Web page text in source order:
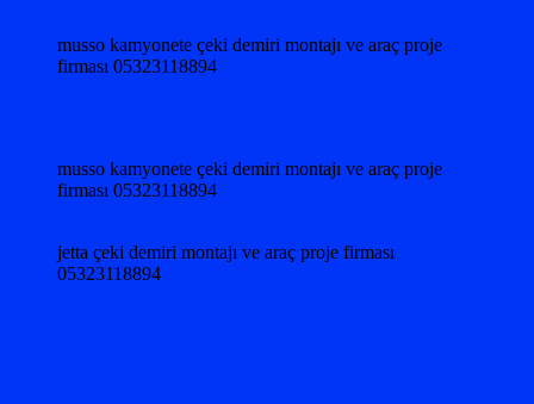
musso kamyonete çeki demiri montajı ve araç proje
firması 05323118894
musso kamyonete çeki demiri montajı ve araç proje
firması 05323118894
jetta çeki demiri montajı ve araç proje firması
05323118894